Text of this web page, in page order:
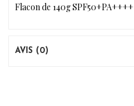
Flacon de 140g SPF50+PA++++
AVIS (0)